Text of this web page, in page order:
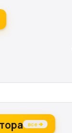
все →